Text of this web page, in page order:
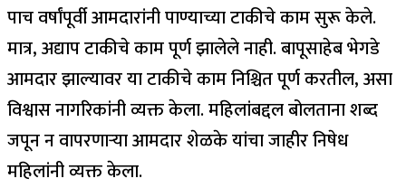
पाच वर्षांपूर्वी आमदारांनी पाण्याच्या टाकीचे काम सुरू केले.
मात्र, अद्याप टाकीचे काम पूर्ण झालेले नाही. बापूसाहेब भेगडे
आमदार झाल्यावर या टाकीचे काम निश्चित पूर्ण करतील, असा
विश्वास नागरिकांनी व्यक्त केला. महिलांबद्दल बोलताना शब्द
जपून न वापरणाऱ्या आमदार शेळके यांचा जाहीर निषेध
महिलांनी व्यक्त केला.